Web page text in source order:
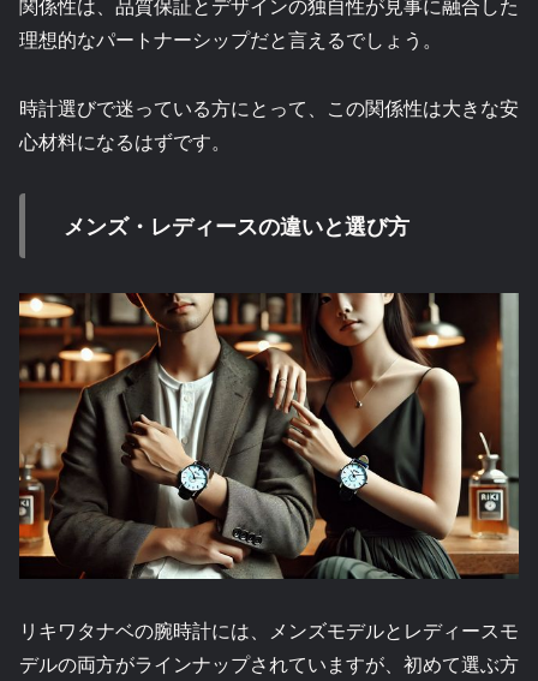
関係性は、品質保証とデザインの独自性が見事に融合した
理想的なパートナーシップだと言えるでしょう。
時計選びで迷っている方にとって、この関係性は大きな安
心材料になるはずです。
メンズ・レディースの違いと選び方
リキワタナベの腕時計には、メンズモデルとレディースモ
デルの両方がラインナップされていますが、初めて選ぶ方